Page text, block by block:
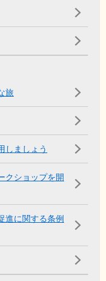
旅
しましょう
クショップを開
進に関する条例